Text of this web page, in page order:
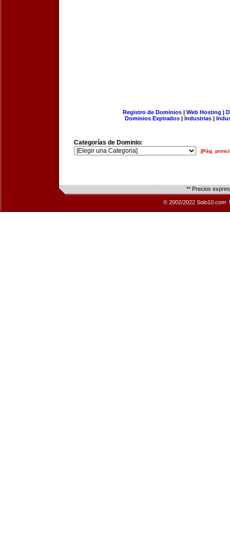
Registro de Dominios| Web Hosting |
Dominios Expirados | Industrias |
Categorías de Dominio:
[Pág.
** Precios
© 2002/2022 Solo10.com